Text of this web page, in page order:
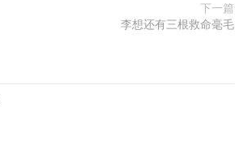
下一篇
李想还有三根救命毫毛